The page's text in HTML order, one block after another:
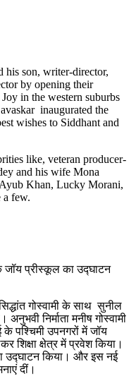
his son, writer-director,
by opening their
in the western suburbs
inaugurated the
wishes to Siddhant and
like, veteran producer-
and his wife Mona
Khan, Lucky Morani,
a few.
के जॉय प्रीस्कूल का उद्घाटन
गोस्वामी के साथ सुनील
निर्माता मनीष गोस्वामी
पश्चिमी उपनगरों में जॉय
क्षेत्र में प्रवेश किया।
उद्घाटन किया। और इस नई
दीं।